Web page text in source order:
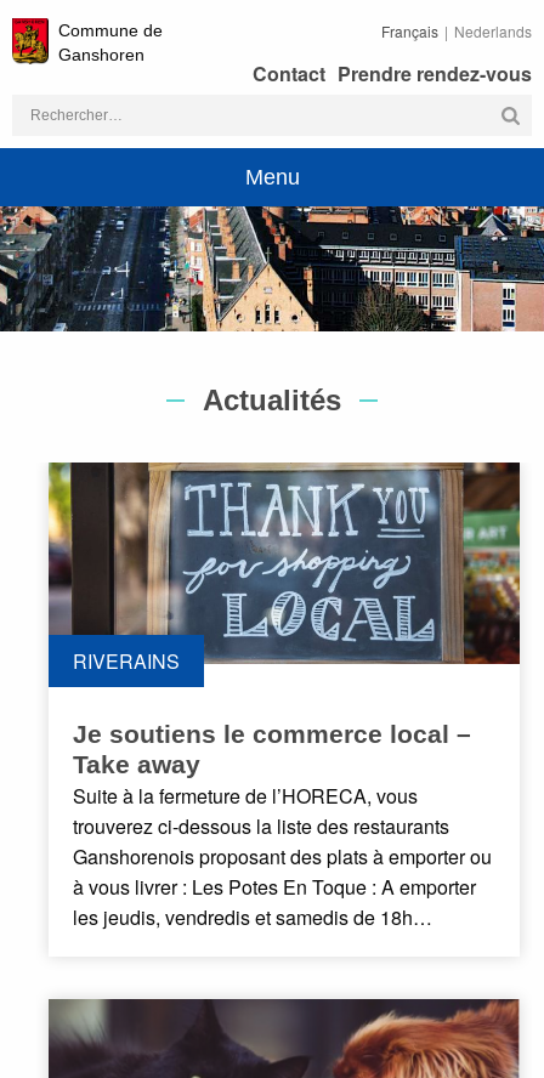
Commune de
Ganshoren
Français Nederlands
Prendre rendez-vous
Contact
Rechercher :
Menu
Actualités
RIVERAINS
Je soutiens le commerce local –
Take away
Suite à la fermeture de l’HORECA, vous
trouverez ci-dessous la liste des restaurants
Ganshorenois proposant des plats à emporter ou
à vous livrer : Les Potes En Toque : A emporter
les jeudis, vendredis et samedis de 18h…